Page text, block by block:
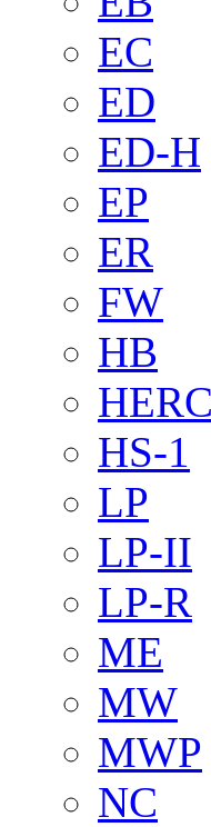
EC
ED
ED-H
EP
ER
FW
HB
HS-1
LP
LP-II
LP-R
ME
MW
MWP
NC